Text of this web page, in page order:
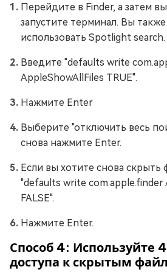
Перейдите в Finder, а затем
запустите терминал. Вы
использовать Spotlight search.
Введите "defaults write
AppleShowAllFiles TRUE".
Нажмите Enter
Выберите "отключить весь
снова нажмите Enter.
Если вы хотите снова скрыть
"defaults write com.apple.finder
FALSE".
Нажмите Enter.
Способ 4: Используйте
доступа к скрытым